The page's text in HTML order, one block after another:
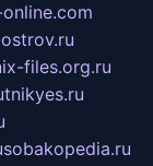
files.org.ru
sobakopedia.ru